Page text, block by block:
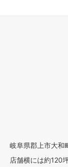
岐阜県郡上市大和
店舗横には約120